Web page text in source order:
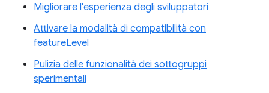
Migliorare l'esperienza degli sviluppatori
Attivare la modalità di compatibilità con
featureLevel
Pulizia delle funzionalità dei sottogruppi
sperimentali